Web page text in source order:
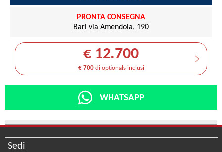
PRONTA CONSEGNA
Bari via Amendola, 190
€ 12.700
€ 700di optionals inclusi
WHATSAPP
Sedi